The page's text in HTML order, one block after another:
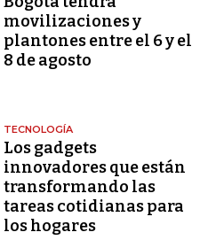
movilizaciones y
plantones entre el 6 y el
8 de agosto
TECNOLOGÍA
Los gadgets
innovadores que están
transformando las
tareas cotidianas para
los hogares